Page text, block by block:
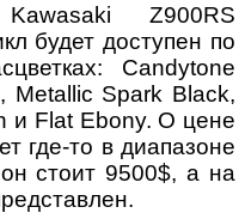
Z900RS
будет доступен по
Candytone
Metallic Spark Black,
и Flat Ebony. О цене
где-то в диапазоне
стоит 9500$, а на